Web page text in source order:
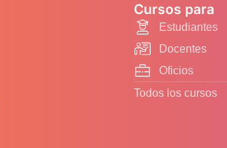
Cursos para
Estudiantes
Docentes
Oficios
Todos los cursos